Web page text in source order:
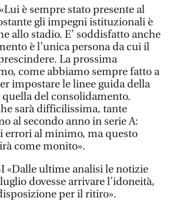
è sempre stato presente al
gli impegni istituzionali è
allo stadio. E’ soddisfatto anche
è l’unica persona da cui il
La prossima
come abbiamo sempre fatto a
impostare le linee guida della
del consolidamento.
sarà difficilissima, tante
al secondo anno in serie A:
errori al minimo, ma questo
come monito».
«Dalle ultime analisi le notizie
dovesse arrivare l’idoneità,
per il ritiro».